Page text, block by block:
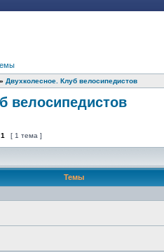
» Двухколесное. Клуб велосипедистов
велосипедистов
1 [ 1 тема ]
Темы